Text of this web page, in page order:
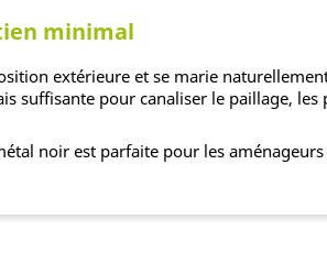
minimal
extérieure et se marie
suffisante pour canaliser le paillage,
noir est parfaite pour les